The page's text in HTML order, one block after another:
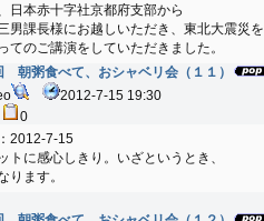
日本赤十字社京都府支部から
男課長様にお越しいただき、東北大震災を
てのご講演をしていただきました。
朝粥食べて、おシャベリ会（１１）
2012-7-15 19:30
0
2012-7-15
トに感心しきり。いざというとき、
ります。